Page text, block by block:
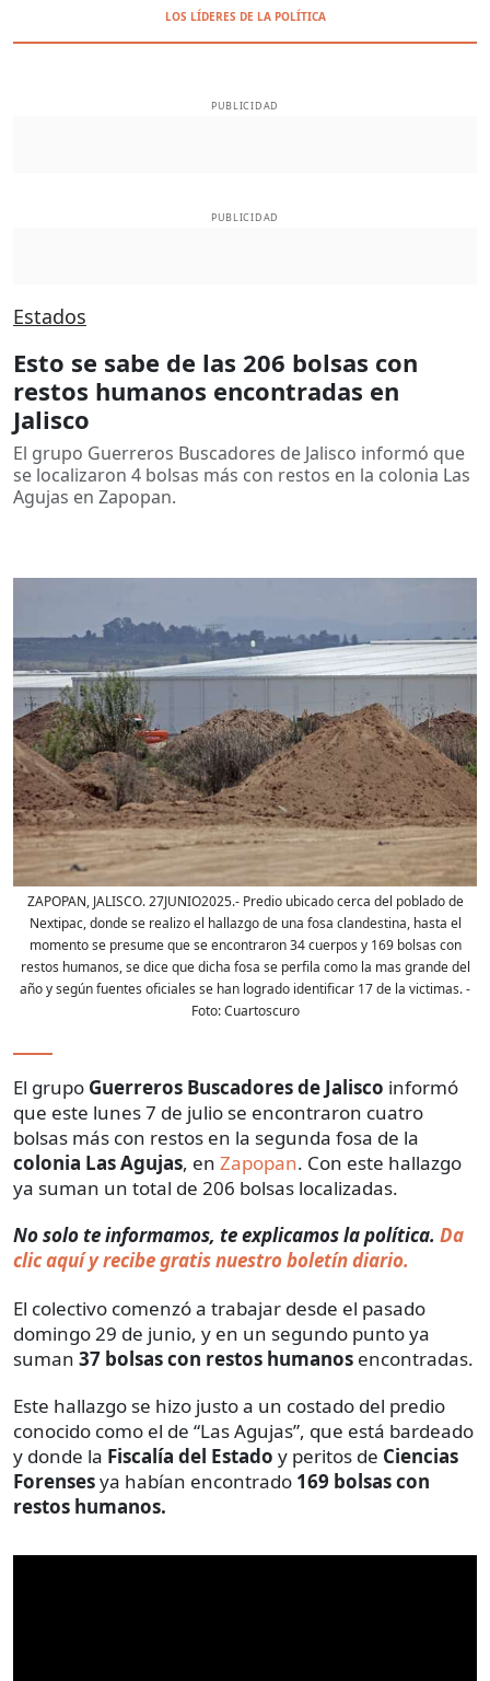
LOS LÍDERES DE LA POLÍTICA
PUBLICIDAD
PUBLICIDAD
Estados
Esto se sabe de las 206 bolsas con
restos humanos encontradas en
Jalisco
El grupo Guerreros Buscadores de Jalisco informó que
se localizaron 4 bolsas más con restos en la colonia Las
Agujas en Zapopan.
ZAPOPAN, JALISCO. 27JUNIO2025.- Predio ubicado cerca del poblado de
Nextipac, donde se realizo el hallazgo de una fosa clandestina, hasta el
momento se presume que se encontraron 34 cuerpos y 169 bolsas con
restos humanos, se dice que dicha fosa se perfila como la mas grande del
año y según fuentes oficiales se han logrado identificar 17 de la victimas.-
Foto:Cuartoscuro
El grupo Guerreros Buscadores de Jalisco informó
que este lunes 7 de julio se encontraron cuatro
bolsas más con restos en la segunda fosa de la
colonia Las Agujas, en Zapopan. Con este hallazgo
ya suman un total de 206 bolsas localizadas.
No solo te informamos, te explicamos la política. Da
clic aquí y recibe gratis nuestro boletín diario.
El colectivo comenzó a trabajar desde el pasado
domingo 29 de junio, y en un segundo punto ya
suman 37 bolsas con restos humanos encontradas.
Este hallazgo se hizo justo a un costado del predio
conocido como el de “Las Agujas”, que está bardeado
y donde la Fiscalía del Estado y peritos de Ciencias
Forensesya habían encontrado 169 bolsas con
restos humanos.